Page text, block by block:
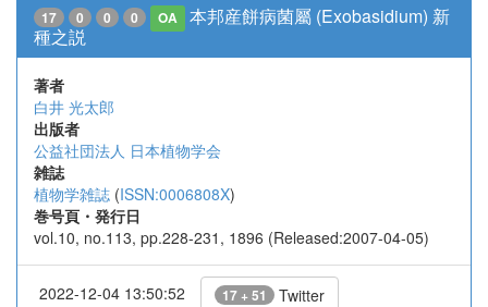
17 0 0 0 OA
本邦産餅病菌屬 (Exobasidium) 新
種之説
著者
白井 光太郎
出版者
公益社団法人 日本植物学会
雑誌
植物学雑誌 (ISSN:0006808X)
巻号頁・発行日
vol.10, no.113, pp.228-231, 1896 (Released:2007-04-05)
2022-12-04 13:50:52 17 + 51 Twitter